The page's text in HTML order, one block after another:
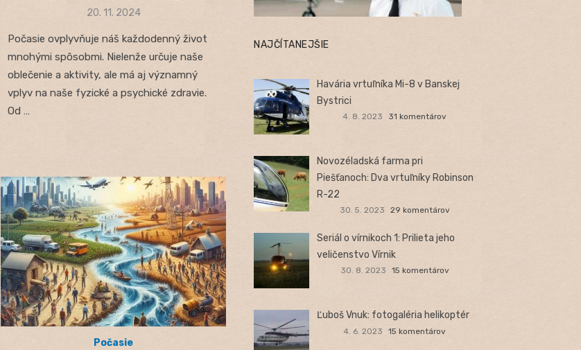
Posted
20. 11. 2024
Počasie ovplyvňuje náš každodenný život
mnohými spôsobmi. Nielenže určuje naše
oblečenie a aktivity, ale má aj významný
vplyv na naše fyzické a psychické zdravie.
Od …
Počasie
NAJČÍTANEJŠIE
Havária vrtuľníka Mi-8 v Banskej
Bystrici
4. 8. 2023 31 komentárov
Novozéladská farma pri
Piešťanoch: Dva vrtuľníky Robinson
R-22
30. 5. 2023 29 komentárov
Seriál o vírnikoch 1: Prilieta jeho
veličenstvo Vírnik
30. 8. 2023 15 komentárov
Ľuboš Vnuk: fotogaléria helikoptér
4. 6. 2023 15 komentárov